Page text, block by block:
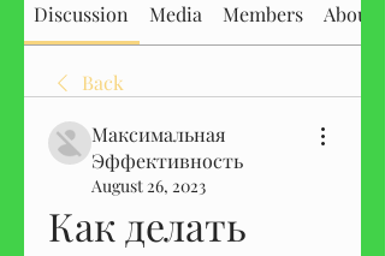
Discussion Media Members About
Back
Максимальная
Эффективность
August 26, 2023
Как делать